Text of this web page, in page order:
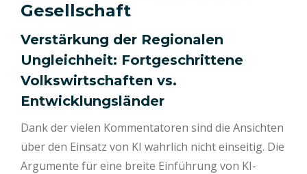
Gesellschaft
Verstärkung der Regionalen
Ungleichheit: Fortgeschrittene
Volkswirtschaften vs.
Entwicklungsländer
Dank der vielen Kommentatoren sind die Ansichten
über den Einsatz von KI wahrlich nicht einseitig. Die
Argumente für eine breite Einführung von KI-